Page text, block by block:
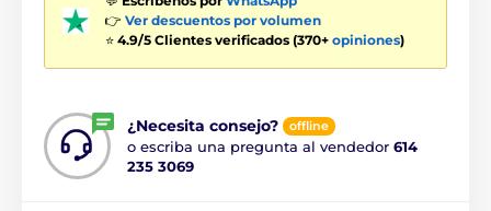
👉 Ver descuentos por volumen
⭐ 4.9/5 Clientes verificados (370+ opiniones)
¿Necesita consejo? offline
o escriba una pregunta al vendedor 614
235 3069